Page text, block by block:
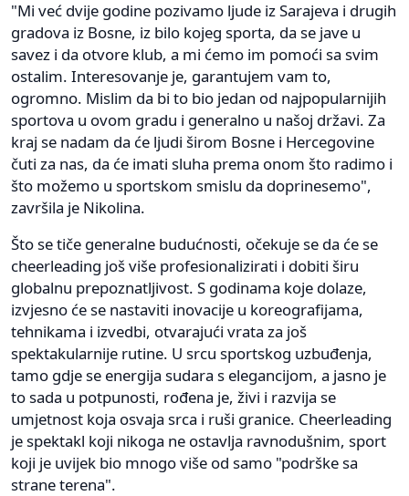
"Mi već dvije godine pozivamo ljude iz Sarajeva i drugih
gradova iz Bosne, iz bilo kojeg sporta, da se jave u
savez i da otvore klub, a mi ćemo im pomoći sa svim
ostalim. Interesovanje je, garantujem vam to,
ogromno. Mislim da bi to bio jedan od najpopularnijih
sportova u ovom gradu i generalno u našoj državi. Za
kraj se nadam da će ljudi širom Bosne i Hercegovine
čuti za nas, da će imati sluha prema onom što radimo i
što možemo u sportskom smislu da doprinesemo",
završila je Nikolina.
Što se tiče generalne budućnosti, očekuje se da će se
cheerleading još više profesionalizirati i dobiti širu
globalnu prepoznatljivost. S godinama koje dolaze,
izvjesno će se nastaviti inovacije u koreografijama,
tehnikama i izvedbi, otvarajući vrata za još
spektakularnije rutine. U srcu sportskog uzbuđenja,
tamo gdje se energija sudara s elegancijom, a jasno je
to sada u potpunosti, rođena je, živi i razvija se
umjetnost koja osvaja srca i ruši granice. Cheerleading
je spektakl koji nikoga ne ostavlja ravnodušnim, sport
koji je uvijek bio mnogo više od samo "podrške sa
strane terena".